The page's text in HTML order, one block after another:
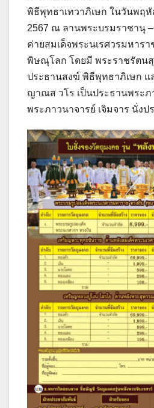
พิธีพุทธาเทวาภิเษก ในวันพฤ
2567 ณ ลานพระบรมราชานุ
ค่ายสมเด็จพระนเรศวรมหารา
พิษณุโลก โดยมี พระราชรัตน
ประธานสงฆ์ พิธีพุทธาภิเษก
ญาณส วโร เป็นประธานพระภ
พระภาวนาจารย์ เจิมจาร นั่งป